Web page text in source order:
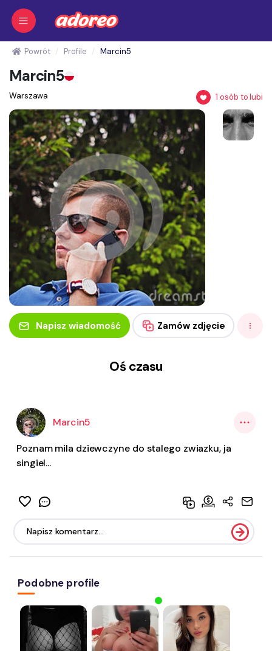
Powrót Profile Marcin5
Marcin5
Warszawa 1 osób to lubi
Napisz wiadomość Zamów zdjęcie
Oś czasu
Marcin5
Poznam mila dziewczyne do stalego zwiazku, ja
singiel...
Podobne profile